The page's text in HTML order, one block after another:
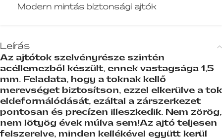
Modern mintás biztonsági ajtók
Leírás
Az ajtótok szelvényrésze szintén
acéllemezből készült, ennek vastagsága 1,5
mm. Feladata, hogy a toknak kellő
merevséget biztosítson, ezzel elkerülve a tok
eldeformálódását, ezáltal a zárszerkezet
pontosan és precízen illeszkedik. Nem zörög,
nem lötyög évek múlva sem!Az ajtó teljesen
felszerelve, minden kellékével együtt kerül